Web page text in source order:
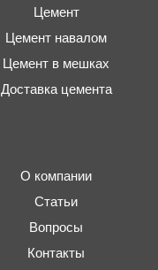
Цемент
Цемент навалом
Цемент в мешках
Доставка цемента
О компании
Статьи
Вопросы
Контакты